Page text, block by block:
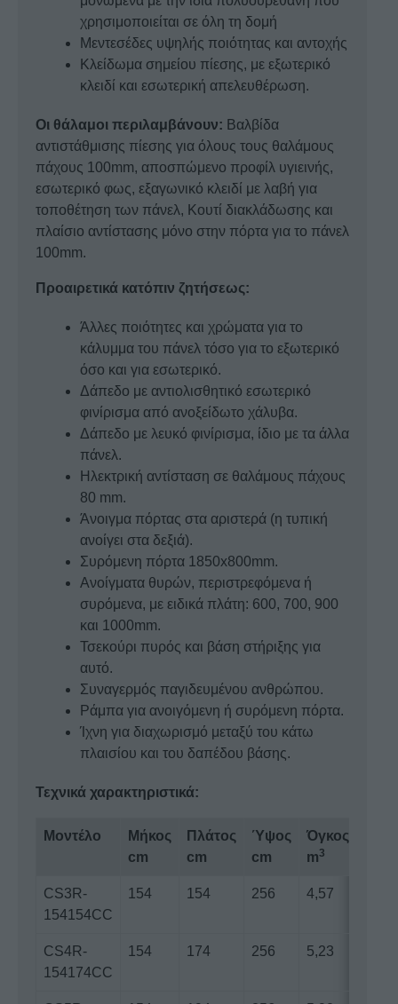
χρησιμοποιείται σε όλη τη δομή
Μεντεσέδες υψηλής ποιότητας και αντοχής
Κλείδωμα σημείου πίεσης, με εξωτερικό
κλειδί και εσωτερική απελευθέρωση.
Οι θάλαμοι περιλαμβάνουν: Βαλβίδα
αντιστάθμισης πίεσης για όλους τους θαλάμους
πάχους 100mm, αποσπώμενο προφίλ υγιεινής,
εσωτερικό φως, εξαγωνικό κλειδί με λαβή για
τοποθέτηση των πάνελ, Κουτί διακλάδωσης και
πλαίσιο αντίστασης μόνο στην πόρτα για το πάνελ
100mm.
Προαιρετικά κατόπιν ζητήσεως:
Άλλες ποιότητες και χρώματα για το
κάλυμμα του πάνελ τόσο για το εξωτερικό
όσο και για εσωτερικό.
Δάπεδο με αντιολισθητικό εσωτερικό
φινίρισμα από ανοξείδωτο χάλυβα.
Δάπεδο με λευκό φινίρισμα, ίδιο με τα άλλα
πάνελ.
Ηλεκτρική αντίσταση σε θαλάμους πάχους
80 mm.
Άνοιγμα πόρτας στα αριστερά (η τυπική
ανοίγει στα δεξιά).
Συρόμενη πόρτα 1850x800mm.
Ανοίγματα θυρών, περιστρεφόμενα ή
συρόμενα, με ειδικά πλάτη: 600, 700, 900
και 1000mm.
Τσεκούρι πυρός και βάση στήριξης για
αυτό.
Συναγερμός παγιδευμένου ανθρώπου.
Ράμπα για ανοιγόμενη ή συρόμενη πόρτα.
Ίχνη για διαχωρισμό μεταξύ του κάτω
πλαισίου και του δαπέδου βάσης.
Τεχνικά χαρακτηριστικά:
Μοντέλο
Μήκος
cm
Πλάτος
cm
Ύψος
cm
Όγκος
m3
CS3R-
154154CC
154 154 256 4,57
CS4R-
154174CC
154 174 256 5,23